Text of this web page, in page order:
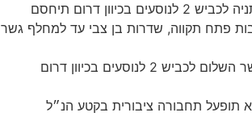
– הכניסה ממחלף נתניה לכביש 2 לנוסעים בכיוון דרום תיחסם
פתח תקווה, שדרות בן צבי עד למחלף גשר
– הכניסה ממחלף גשר השלום לכביש 2 לנוסעים בכיוון דרום
תופעל תחבורה ציבורית בקטע הנ״ל